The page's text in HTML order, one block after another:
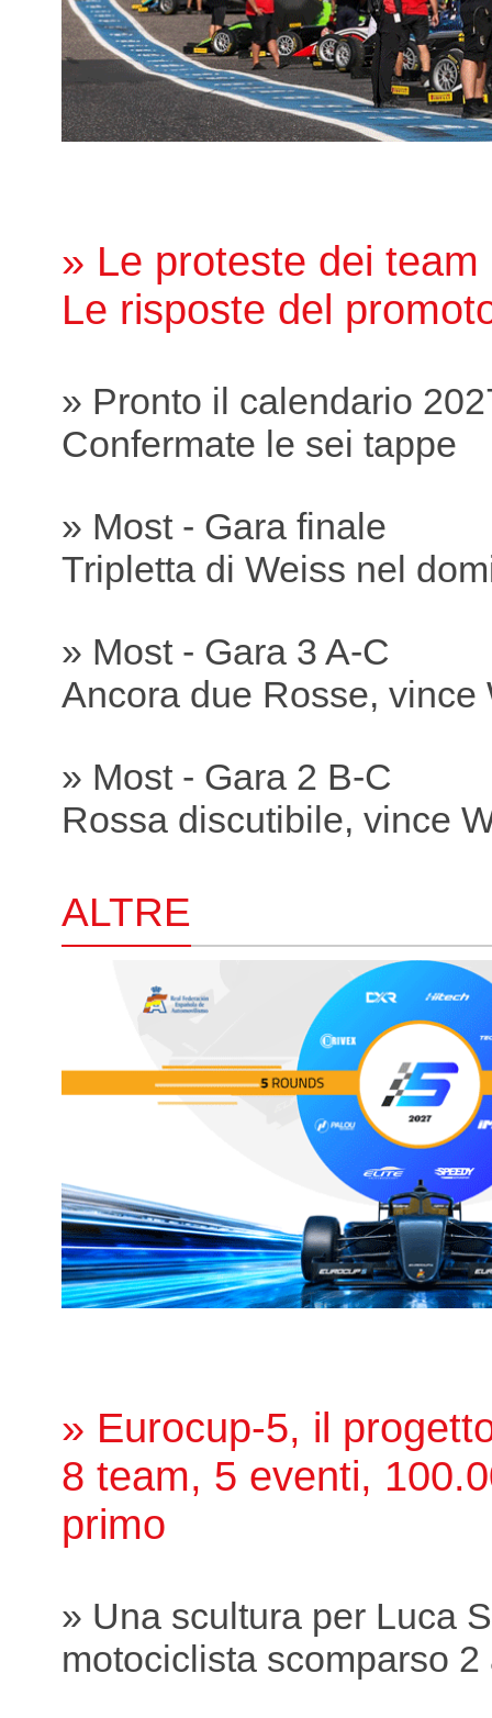
» Le proteste dei
Le risposte del
» Pronto il calendario
Confermate le sei tappe
» Most - Gara finale
Tripletta di Weiss nel
» Most - Gara 3 A-C
Ancora due Rosse, vince
» Most - Gara 2 B-C
Rossa discutibile, vince
ALTRE
» Eurocup-5, il
8 team, 5 eventi,
primo
» Una scultura per Luca
motociclista scomparso 2